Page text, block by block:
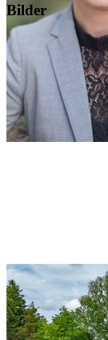
Bilder